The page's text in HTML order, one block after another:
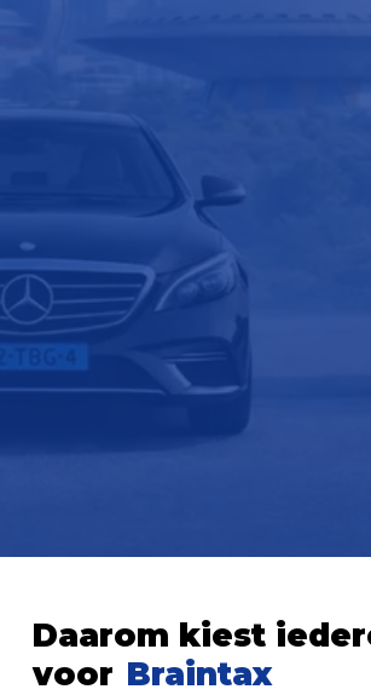
Daarom kiest
voor Braintax